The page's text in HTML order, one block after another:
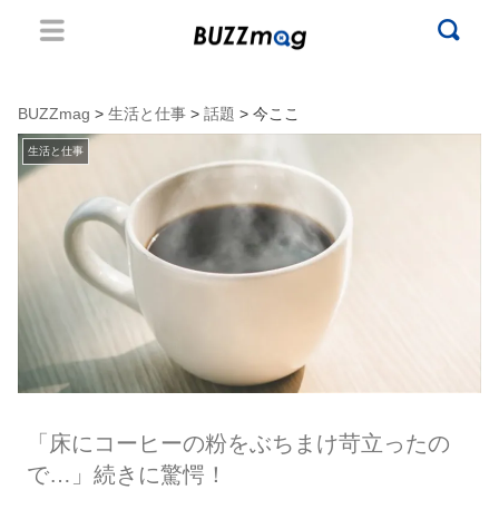
BUZZmag > 生活と仕事 > 話題 > 今ここ
生活と仕事
「床にコーヒーの粉をぶちまけ苛立ったの
で…」続きに驚愕！